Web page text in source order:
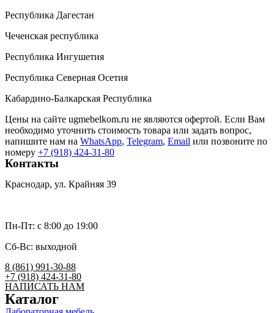
Республика Дагестан
Чеченская республика
Республика Ингушетия
Республика Северная Осетия
Кабардино-Балкарская Республика
Цены на сайте ugmebelkom.ru не являются офертой. Если Вам
необходимо уточнить стоимость товара или задать вопрос,
напишите нам на WhatsApp, Telegram, Email или позвоните по
номеру +7 (918) 424-31-80
Контакты
Краснодар, ул. Крайняя 39
Пн-Пт: c 8:00 до 19:00
Сб-Вс: выходной
8 (861) 991-30-88
+7 (918) 424-31-80
НАПИСАТЬ НАМ
Каталог